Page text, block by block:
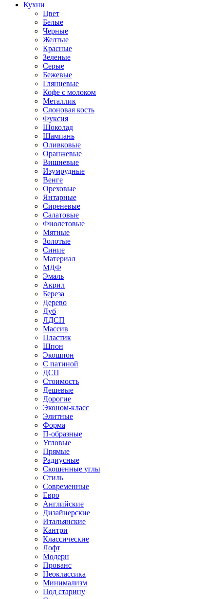
Кухни
Цвет
Белые
Черные
Желтые
Красные
Зеленые
Серые
Бежевые
Глянцевые
Кофе с молоком
Металлик
Слоновая кость
Фуксия
Шоколад
Шампань
Оливковые
Оранжевые
Вишневые
Изумрудные
Венге
Ореховые
Янтарные
Сиреневые
Салатовые
Фиолетовые
Мятные
Золотые
Синие
Материал
МДФ
Эмаль
Акрил
Береза
Дерево
Дуб
ЛДСП
Массив
Пластик
Шпон
Экошпон
С патиной
ДСП
Стоимость
Дешевые
Дорогие
Эконом-класс
Элитные
Форма
П-образные
Угловые
Прямые
Радиусные
Скошенные углы
Стиль
Современные
Евро
Английские
Дизайнерские
Итальянские
Кантри
Классические
Лофт
Модерн
Прованс
Неоклассика
Минимализм
Под старину